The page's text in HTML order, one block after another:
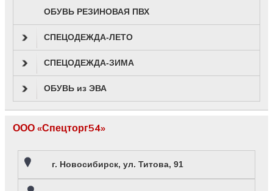
ОБУВЬ РЕЗИНОВАЯ ПВХ
СПЕЦОДЕЖДА-ЛЕТО
СПЕЦОДЕЖДА-ЗИМА
ОБУВЬ из ЭВА
ООО «Спецторг54»
г. Новосибирск, ул. Титова, 91